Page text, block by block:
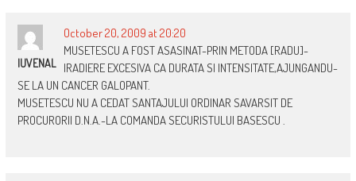
IUVENAL
October 20, 2009 at 20:20
MUSETESCU A FOST ASASINAT-PRIN METODA [RADU]-
IRADIERE EXCESIVA CA DURATA SI INTENSITATE,AJUNGANDU-
SE LA UN CANCER GALOPANT.
MUSETESCU NU A CEDAT SANTAJULUI ORDINAR SAVARSIT DE
PROCURORII D.N.A.-LA COMANDA SECURISTULUI BASESCU .